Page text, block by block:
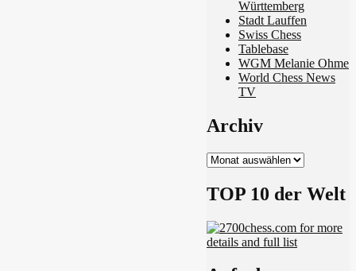
Württemberg
Stadt Lauffen
Swiss Chess
Tablebase
WGM Melanie Ohme
World Chess News
TV
Archiv
Archiv
TOP 10 der Welt